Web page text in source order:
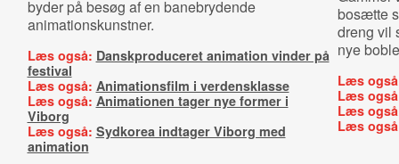
byder på besøg af en banebrydende
animationskunstner.
Læs også: Danskproduceret animation vinder på
festival
Læs også: Animationsfilm i verdensklasse
Læs også: Animationen tager nye former i
Viborg
Læs også: Sydkorea indtager Viborg med
animation
bosætte
dreng vil
nye
Læs
Læs
Læs
Læs